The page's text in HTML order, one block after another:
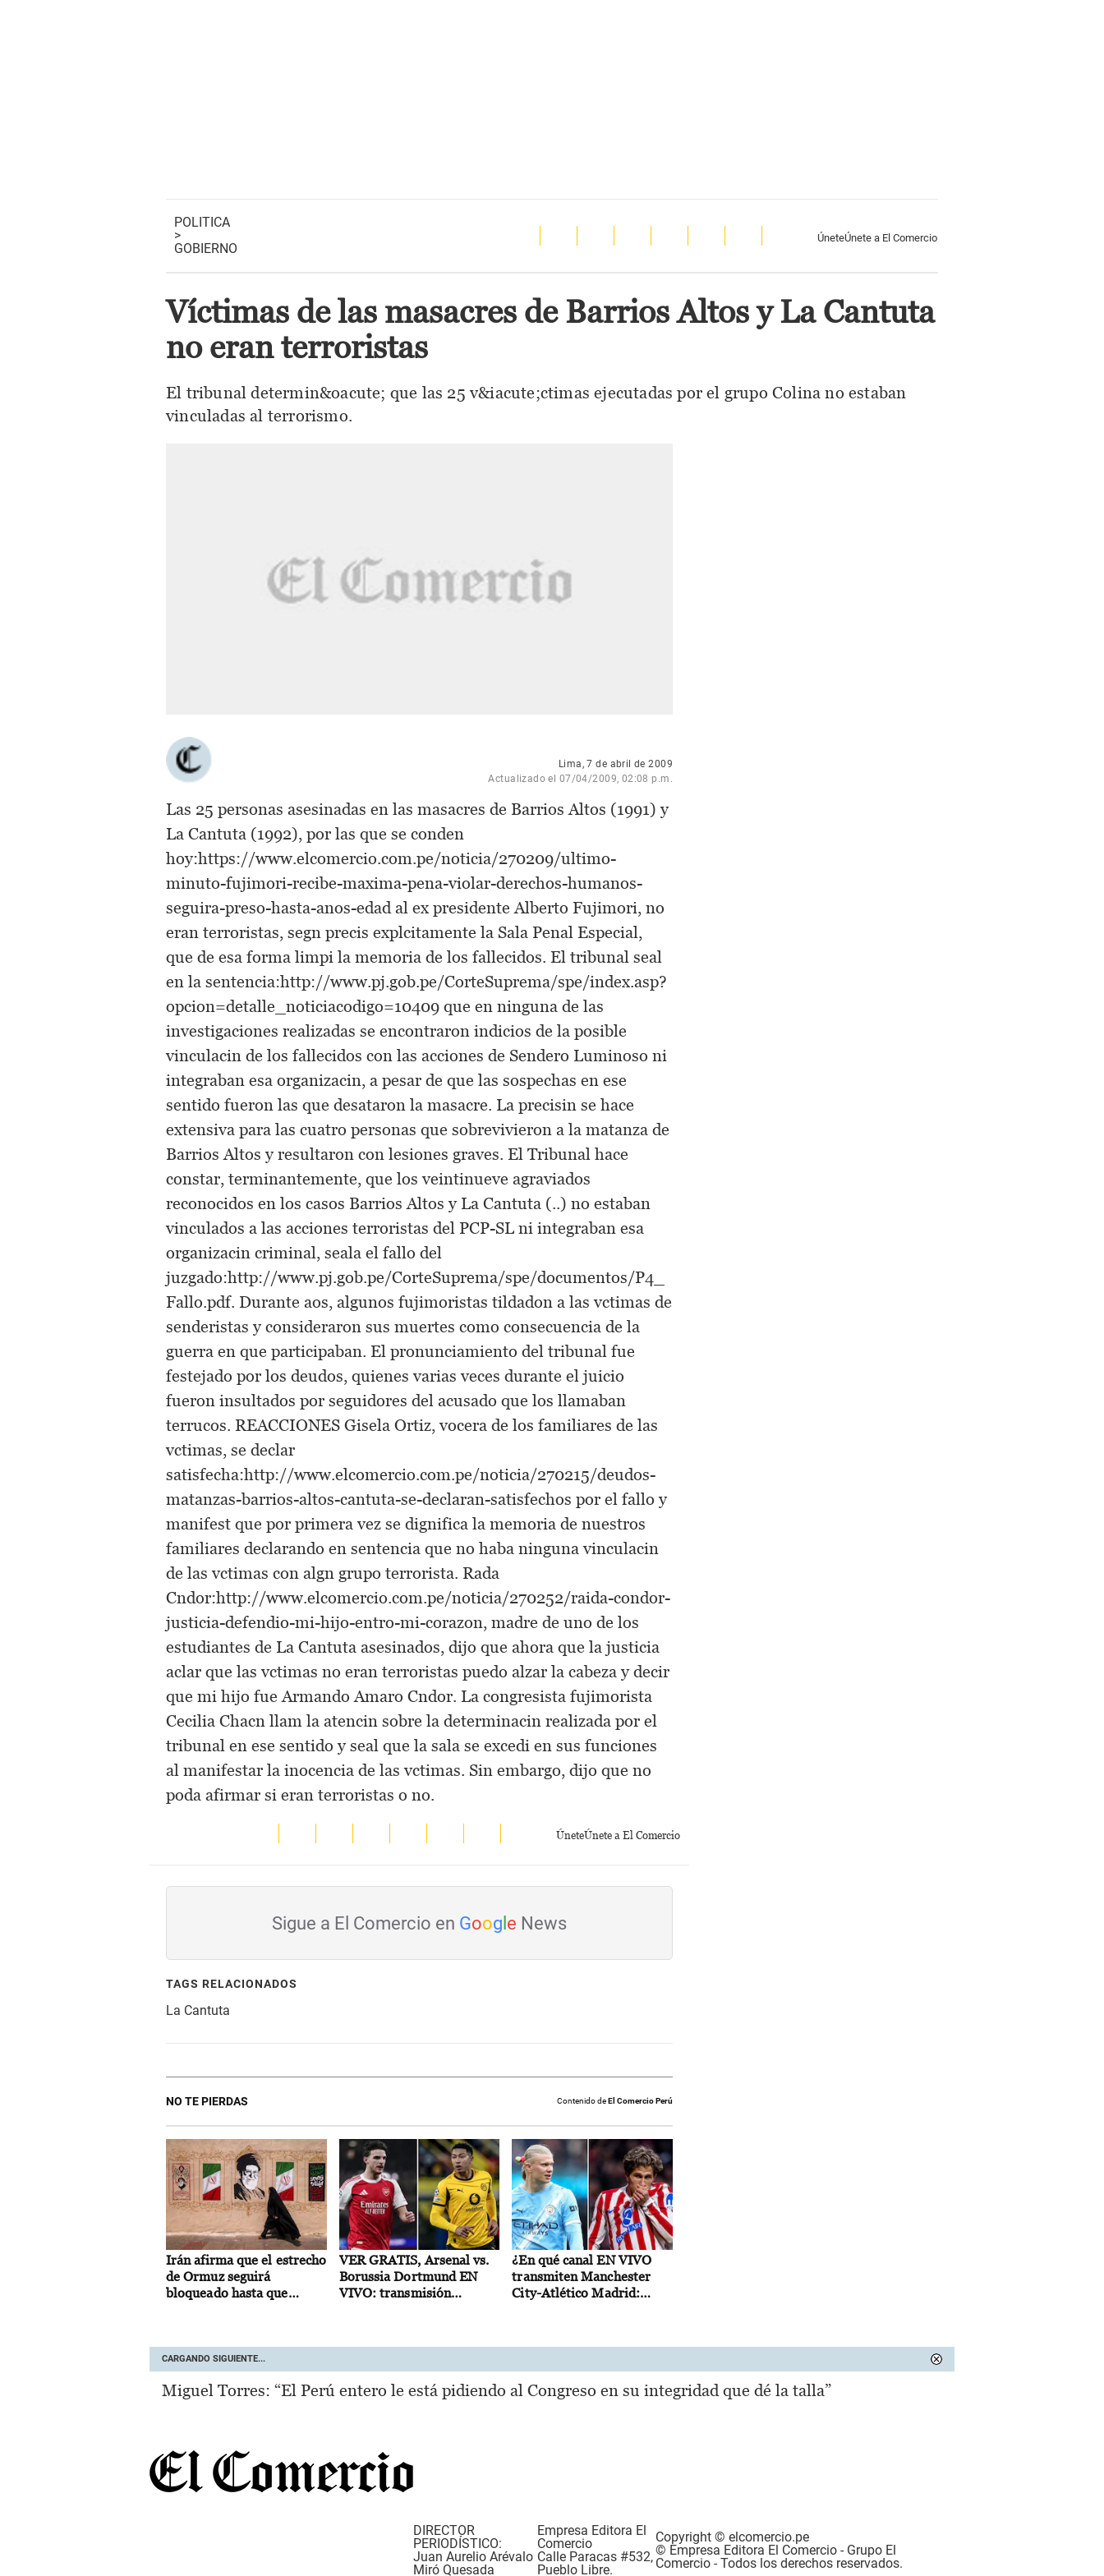
POLITICA
>
GOBIERNO
ÚneteÚnete a El Comercio
Víctimas de las masacres de Barrios Altos y La Cantuta
no eran terroristas
El tribunal determin&oacute; que las 25 v&iacute;ctimas ejecutadas por el grupo Colina no estaban
vinculadas al terrorismo.
Lima, 7 de abril de 2009
Actualizado el 07/04/2009, 02:08 p.m.
Las 25 personas asesinadas en las masacres de Barrios Altos (1991) y
La Cantuta (1992), por las que se conden
hoy:https://www.elcomercio.com.pe/noticia/270209/ultimo-
minuto-fujimori-recibe-maxima-pena-violar-derechos-humanos-
seguira-preso-hasta-anos-edad al ex presidente Alberto Fujimori, no
eran terroristas, segn precis explcitamente la Sala Penal Especial,
que de esa forma limpi la memoria de los fallecidos. El tribunal seal
en la sentencia:http://www.pj.gob.pe/CorteSuprema/spe/index.asp?
opcion=detalle_noticiacodigo=10409 que en ninguna de las
investigaciones realizadas se encontraron indicios de la posible
vinculacin de los fallecidos con las acciones de Sendero Luminoso ni
integraban esa organizacin, a pesar de que las sospechas en ese
sentido fueron las que desataron la masacre. La precisin se hace
extensiva para las cuatro personas que sobrevivieron a la matanza de
Barrios Altos y resultaron con lesiones graves. El Tribunal hace
constar, terminantemente, que los veintinueve agraviados
reconocidos en los casos Barrios Altos y La Cantuta (..) no estaban
vinculados a las acciones terroristas del PCP-SL ni integraban esa
organizacin criminal, seala el fallo del
juzgado:http://www.pj.gob.pe/CorteSuprema/spe/documentos/P4_
Fallo.pdf. Durante aos, algunos fujimoristas tildadon a las vctimas de
senderistas y consideraron sus muertes como consecuencia de la
guerra en que participaban. El pronunciamiento del tribunal fue
festejado por los deudos, quienes varias veces durante el juicio
fueron insultados por seguidores del acusado que los llamaban
terrucos. REACCIONES Gisela Ortiz, vocera de los familiares de las
vctimas, se declar
satisfecha:http://www.elcomercio.com.pe/noticia/270215/deudos-
matanzas-barrios-altos-cantuta-se-declaran-satisfechos por el fallo y
manifest que por primera vez se dignifica la memoria de nuestros
familiares declarando en sentencia que no haba ninguna vinculacin
de las vctimas con algn grupo terrorista. Rada
Cndor:http://www.elcomercio.com.pe/noticia/270252/raida-condor-
justicia-defendio-mi-hijo-entro-mi-corazon, madre de uno de los
estudiantes de La Cantuta asesinados, dijo que ahora que la justicia
aclar que las vctimas no eran terroristas puedo alzar la cabeza y decir
que mi hijo fue Armando Amaro Cndor. La congresista fujimorista
Cecilia Chacn llam la atencin sobre la determinacin realizada por el
tribunal en ese sentido y seal que la sala se excedi en sus funciones
al manifestar la inocencia de las vctimas. Sin embargo, dijo que no
poda afirmar si eran terroristas o no.
ÚneteÚnete a El Comercio
Sigue a El Comercio en Goog e News
TAGS RELACIONADOS
La Cantuta
NO TE PIERDAS Contenido deEl Comercio Perú
Irán afirma que el estrecho
de Ormuz seguirá
bloqueado hasta que
VER GRATIS, Arsenal vs.
Borussia Dortmund EN
VIVO: transmisión
¿En qué canal EN VIVO
transmiten Manchester
City-Atlético Madrid:
CARGANDO SIGUIENTE...
Miguel Torres: “El Perú entero le está pidiendo al Congreso en su integridad que dé la talla”
DIRECTOR
PERIODÍSTICO:
Juan Aurelio Arévalo
Miró Quesada
Empresa Editora El
Comercio
Calle Paracas #532,
Pueblo Libre.
Copyright © elcomercio.pe
© Empresa Editora El Comercio - Grupo El
Comercio - Todos los derechos reservados.